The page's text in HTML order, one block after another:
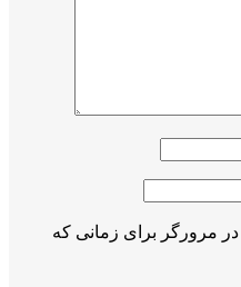
مرورگر برای زمانی که